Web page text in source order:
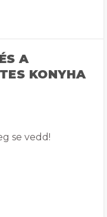
A
KONYHA
se vedd!